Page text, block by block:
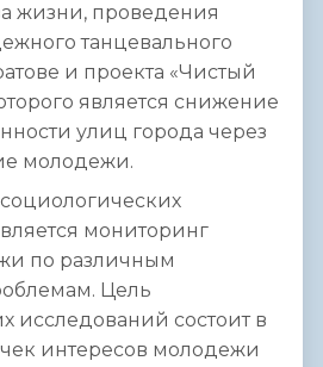
жизни, проведения
танцевального
и проекта «Чистый
является снижение
улиц города через
молодежи.
мониторинг
по различным
Цель
исследований состоит в
интересов молодежи